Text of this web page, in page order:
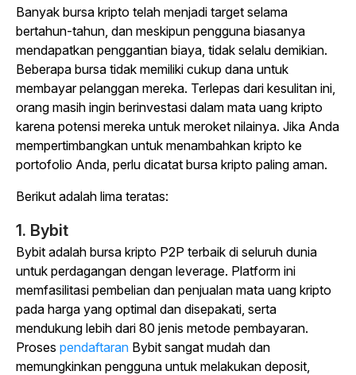
Banyak bursa kripto telah menjadi target selama
bertahun-tahun, dan meskipun pengguna biasanya
mendapatkan penggantian biaya, tidak selalu demikian.
Beberapa bursa tidak memiliki cukup dana untuk
membayar pelanggan mereka. Terlepas dari kesulitan ini,
orang masih ingin berinvestasi dalam mata uang kripto
karena potensi mereka untuk meroket nilainya. Jika Anda
mempertimbangkan untuk menambahkan kripto ke
portofolio Anda, perlu dicatat bursa kripto paling aman.
Berikut adalah lima teratas:
1. Bybit
Bybit adalah bursa kripto P2P terbaik di seluruh dunia
untuk perdagangan dengan leverage. Platform ini
memfasilitasi pembelian dan penjualan mata uang kripto
pada harga yang optimal dan disepakati, serta
mendukung lebih dari 80 jenis metode pembayaran.
Proses pendaftaran Bybit sangat mudah dan
memungkinkan pengguna untuk melakukan deposit,